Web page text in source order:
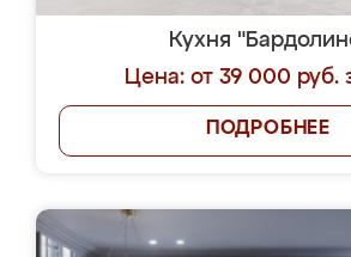
Кухня
Цена: от 39 000 руб.
ПОДРОБНЕЕ